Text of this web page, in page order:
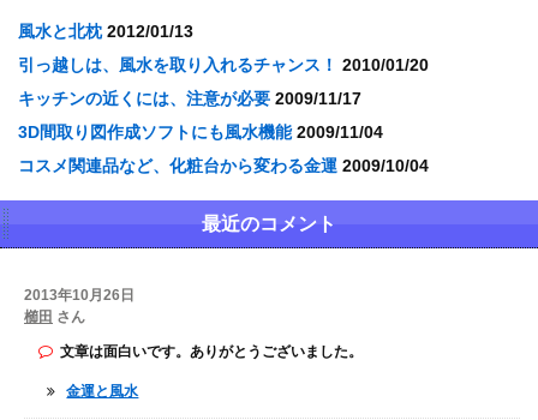
風水と北枕 2012/01/13
引っ越しは、風水を取り入れるチャンス！ 2010/01/20
キッチンの近くには、注意が必要 2009/11/17
3D間取り図作成ソフトにも風水機能 2009/11/04
コスメ関連品など、化粧台から変わる金運 2009/10/04
最近のコメント
2013年10月26日
櫛田 さん
文章は面白いです。ありがとうございました。
金運と風水